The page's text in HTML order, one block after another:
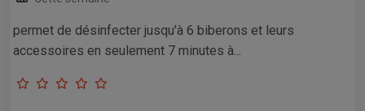
permet de désinfecter jusqu'à 6 biberons et leurs
accessoires en seulement 7 minutes à...